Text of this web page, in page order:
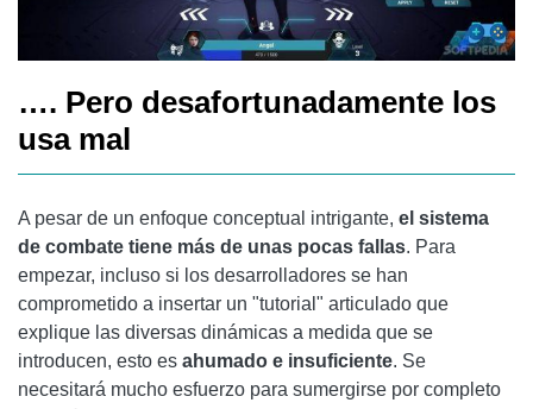
…. Pero desafortunadamente los
usa mal
A pesar de un enfoque conceptual intrigante, el sistema
de combate tiene más de unas pocas fallas. Para
empezar, incluso si los desarrolladores se han
comprometido a insertar un "tutorial" articulado que
explique las diversas dinámicas a medida que se
introducen, esto es ahumado e insuficiente. Se
necesitará mucho esfuerzo para sumergirse por completo